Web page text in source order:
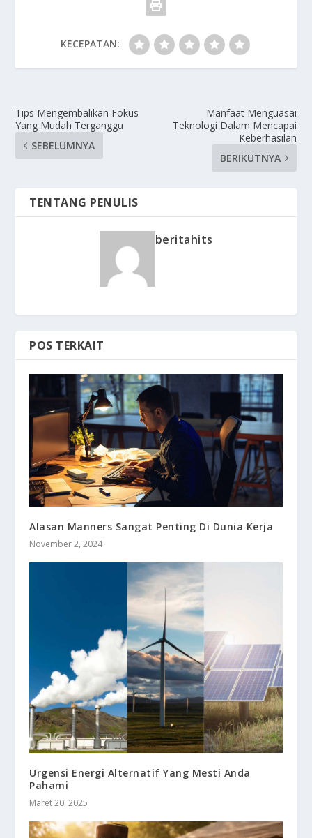
KECEPATAN:
Tips Mengembalikan Fokus
Yang Mudah Terganggu
SEBELUMNYA
Manfaat Menguasai
Teknologi Dalam Mencapai
Keberhasilan
BERIKUTNYA
TENTANG PENULIS
beritahits
POS TERKAIT
Alasan Manners Sangat Penting Di Dunia Kerja
November 2, 2024
Urgensi Energi Alternatif Yang Mesti Anda
Pahami
Maret 20, 2025